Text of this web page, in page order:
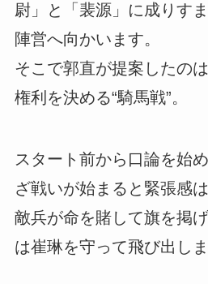
尉」と「裴源」に成りす
陣営へ向かいます。
そこで郭直が提案したの
権利を決める“騎馬戦”。
スタート前から口論を始
ざ戦いが始まると緊張感は
敵兵が命を賭して旗を掲
は崔琳を守って飛び出しま